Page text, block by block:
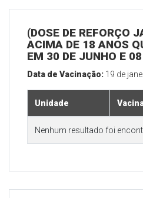
(DOSE DE REFORÇO
ACIMA DE 18 ANOS
EM 30 DE JUNHO E
Data de Vacinação: 19 de
Unidade
Nenhum resultado foi